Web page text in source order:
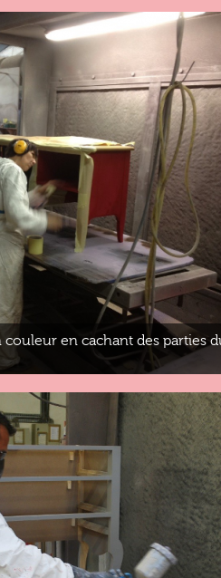
couleur en cachant des parties